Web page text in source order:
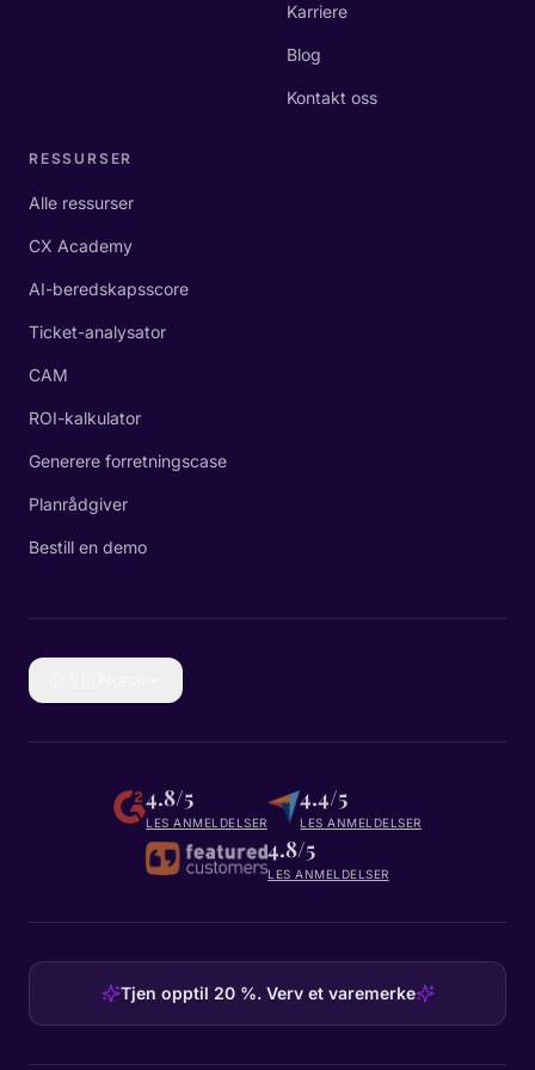
Karriere
Blog
Kontakt oss
RESSURSER
Alle ressurser
CX Academy
AI-beredskapsscore
Ticket-analysator
CAM
ROI-kalkulator
Generere forretningscase
Planrådgiver
Bestill en demo
4.8/5
LES ANMELDELSER
4.4/5
LES ANMELDELSER
4.8/5
LES ANMELDELSER
Tjen opptil 20 %. Verv et varemerke